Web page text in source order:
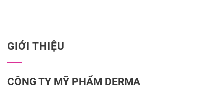
GIỚI THIỆU
CÔNG TY MỸ PHẨM DERMA